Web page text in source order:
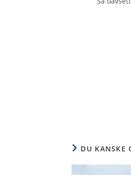
DU KANSKE